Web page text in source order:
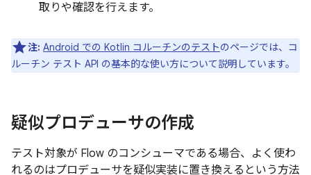
取りや確認を行えます。
注: Android での Kotlin コルーチンのテストのページでは、コ
ルーチン テスト API の基本的な使い方について説明しています。
疑似プロデューサの作成
テスト対象が Flow のコンシューマである場合、よく使わ
れるのはプロデューサを疑似実装に置き換えるという方法